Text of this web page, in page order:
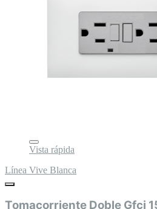
Vista rápida
Línea Vive Blanca
Tomacorriente Doble Gfci